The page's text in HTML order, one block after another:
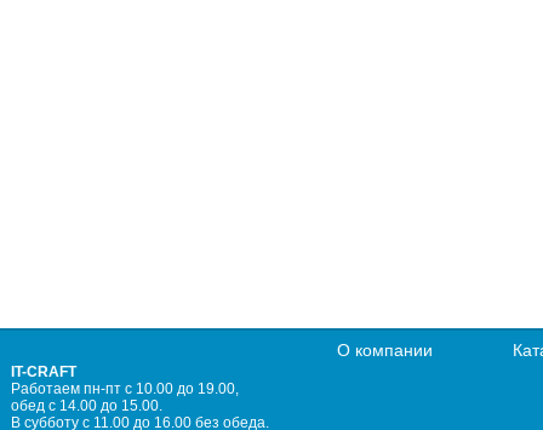
IT-CRAFT
Работаем пн-пт с 10.00 до 19.00,
обед с 14.00 до 15.00.
В субботу с 11.00 до 16.00 без обеда.
О компании